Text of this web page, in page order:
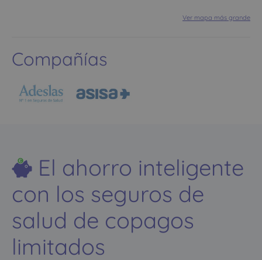
Ver mapa más grande
Compañías
El ahorro inteligente
con los seguros de
salud de copagos
limitados